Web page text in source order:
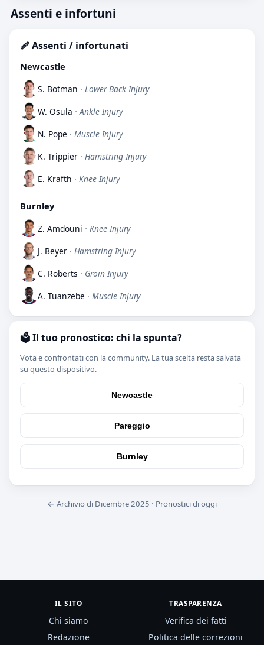
Assenti e infortuni
🩹 Assenti / infortunati
Newcastle
S. Botman · Lower Back Injury
W. Osula · Ankle Injury
N. Pope · Muscle Injury
K. Trippier · Hamstring Injury
E. Krafth · Knee Injury
Burnley
Z. Amdouni · Knee Injury
J. Beyer · Hamstring Injury
C. Roberts · Groin Injury
A. Tuanzebe · Muscle Injury
🗳️ Il tuo pronostico: chi la spunta?
Vota e confrontati con la community. La tua scelta resta salvata
su questo dispositivo.
Newcastle
Pareggio
Burnley
← Archivio di Dicembre 2025 · Pronostici di oggi
IL SITO
Chi siamo
Redazione
TRASPARENZA
Verifica dei fatti
Politica delle correzioni